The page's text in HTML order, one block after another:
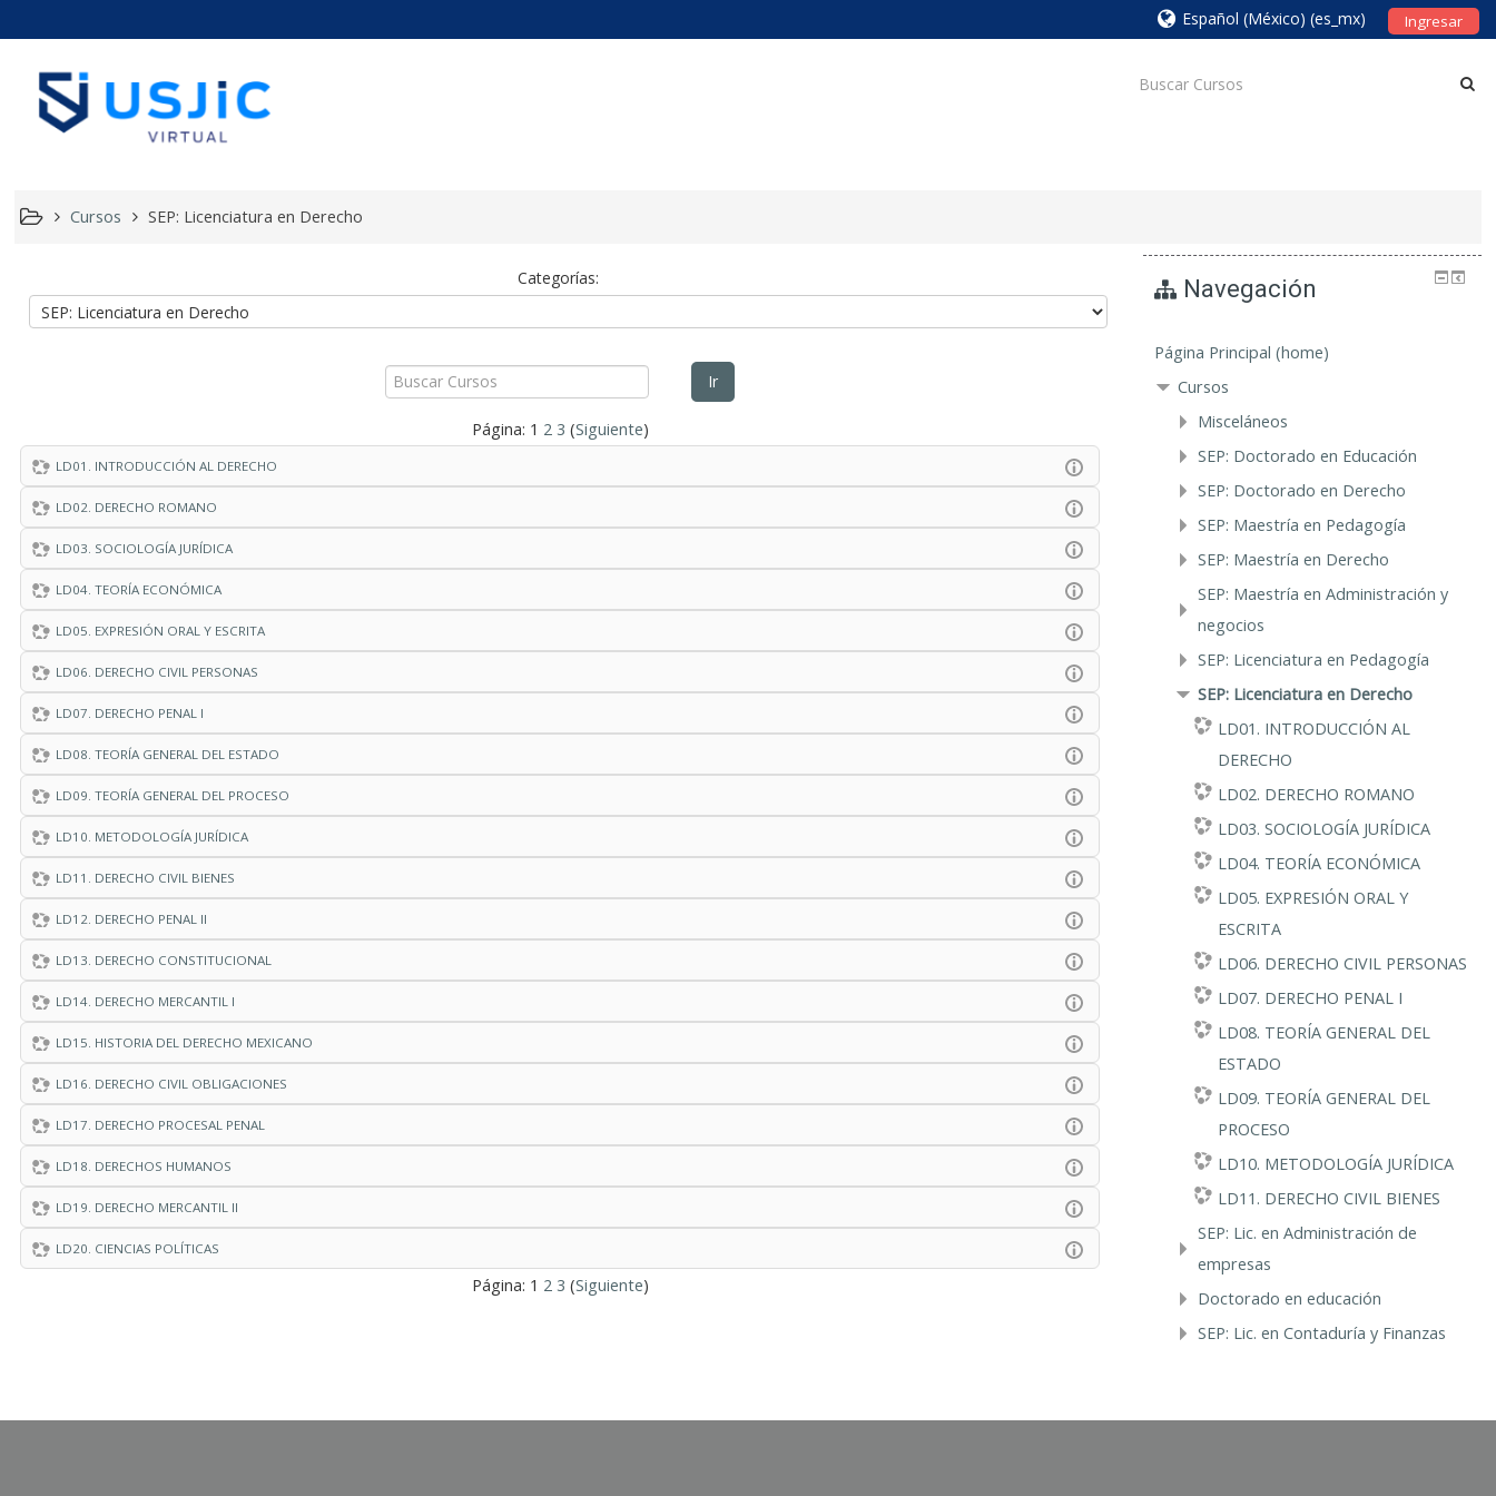
Ingresar
Español (México) ‎(es_mx)‎
Cursos SEP: Licenciatura en Derecho
Categorías:
Cursos
Ir
Página: 1 2 3 (Siguiente)
LD01. INTRODUCCIÓN AL DERECHO
LD02. DERECHO ROMANO
LD03. SOCIOLOGÍA JURÍDICA
LD04. TEORÍA ECONÓMICA
LD05. EXPRESIÓN ORAL Y ESCRITA
LD06. DERECHO CIVIL PERSONAS
LD07. DERECHO PENAL I
LD08. TEORÍA GENERAL DEL ESTADO
LD09. TEORÍA GENERAL DEL PROCESO
LD10. METODOLOGÍA JURÍDICA
LD11. DERECHO CIVIL BIENES
LD12. DERECHO PENAL II
LD13. DERECHO CONSTITUCIONAL
LD14. DERECHO MERCANTIL I
LD15. HISTORIA DEL DERECHO MEXICANO
LD16. DERECHO CIVIL OBLIGACIONES
LD17. DERECHO PROCESAL PENAL
LD18. DERECHOS HUMANOS
LD19. DERECHO MERCANTIL II
LD20. CIENCIAS POLÍTICAS
Página: 1 2 3 (Siguiente)
Navegación
Página Principal (home)
Cursos
Misceláneos
SEP: Doctorado en Educación
SEP: Doctorado en Derecho
SEP: Maestría en Pedagogía
SEP: Maestría en Derecho
SEP: Maestría en Administración y
negocios
SEP: Licenciatura en Pedagogía
SEP: Licenciatura en Derecho
LD01. INTRODUCCIÓN AL
DERECHO
LD02. DERECHO ROMANO
LD03. SOCIOLOGÍA JURÍDICA
LD04. TEORÍA ECONÓMICA
LD05. EXPRESIÓN ORAL Y
ESCRITA
LD06. DERECHO CIVIL PERSONAS
LD07. DERECHO PENAL I
LD08. TEORÍA GENERAL DEL
ESTADO
LD09. TEORÍA GENERAL DEL
PROCESO
LD10. METODOLOGÍA JURÍDICA
LD11. DERECHO CIVIL BIENES
SEP: Lic. en Administración de
empresas
Doctorado en educación
SEP: Lic. en Contaduría y Finanzas